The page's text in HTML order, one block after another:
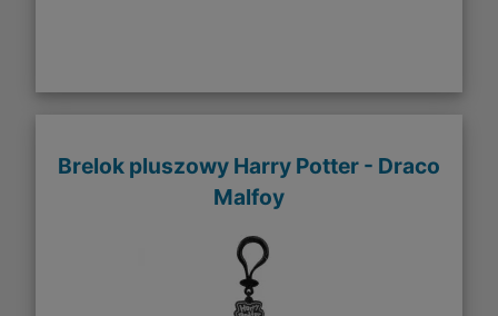
Brelok pluszowy Harry Potter - Draco
Malfoy